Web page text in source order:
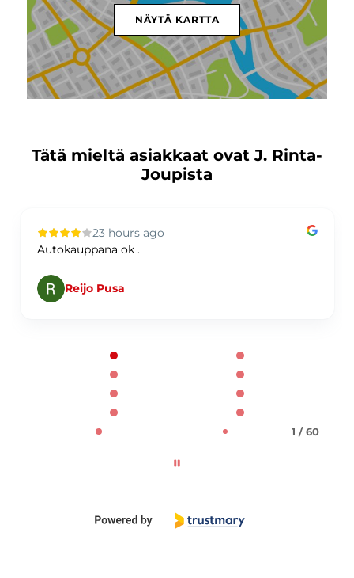
NÄYTÄ KARTTA
Tätä mieltä asiakkaat ovat J. Rinta-
Joupista
23 hours ago
Autokauppana ok .
Reijo Pusa
1 / 60